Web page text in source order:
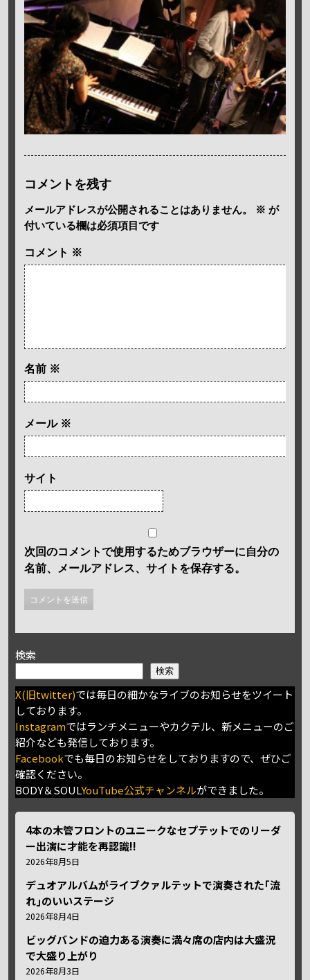
コメントを残す
メールアドレスが公開されることはありません。 ※ が
付いている欄は必須項目です
コメント ※
名前 ※
メール ※
サイト
次回のコメントで使用するためブラウザーに自分の
名前、メールアドレス、サイトを保存する。
検索
検索
X(旧twitter)では毎日の細かなライブのお知らせをツイート
しております。
Instagramではランチメニューやカクテル、新メニューのご
紹介なども発信しております。
Facebookでも毎日のお知らせをしておりますので、ぜひご
確認ください。
BODY＆SOULYouTube公式チャンネルができました。
4本の木管フロントのユニークなセプテットでのリーダ
ー出演に才能を再認識!!
2026年8月5日
デュオアルバムがライブクァルテットで演奏された｢流
れ｣のいいステージ
2026年8月4日
ビッグバンドの迫力ある演奏に満々席の店内は大盛況
で大盛り上がり
2026年8月3日